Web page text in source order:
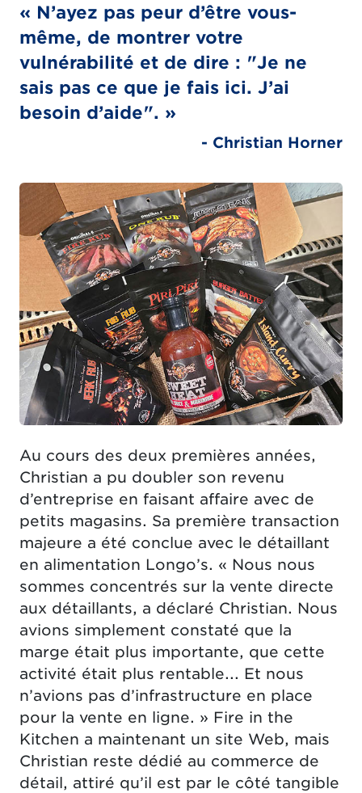
« N’ayez pas peur d’être vous-
même, de montrer votre
vulnérabilité et de dire : "Je ne
sais pas ce que je fais ici. J’ai
besoin d’aide". »
- Christian Horner
Au cours des deux premières années,
Christian a pu doubler son revenu
d’entreprise en faisant affaire avec de
petits magasins. Sa première transaction
majeure a été conclue avec le détaillant
en alimentation Longo’s. « Nous nous
sommes concentrés sur la vente directe
aux détaillants, a déclaré Christian. Nous
avions simplement constaté que la
marge était plus importante, que cette
activité était plus rentable... Et nous
n’avions pas d’infrastructure en place
pour la vente en ligne. » Fire in the
Kitchen a maintenant un site Web, mais
Christian reste dédié au commerce de
détail, attiré qu’il est par le côté tangible